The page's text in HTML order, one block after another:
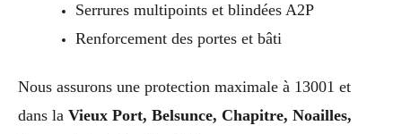
Serrures multipoints et blindées A2P
Renforcement des portes et bâti
Nous assurons une protection maximale à 13001 et
dans la Vieux Port, Belsunce, Chapitre, Noailles,